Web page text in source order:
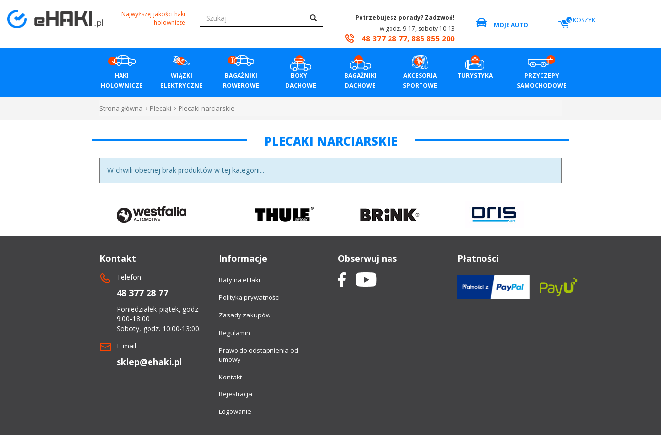
Menu
dachowe
Najwyższej jakości haki
holownicze
Potrzebujesz porady? Zadzwoń!
w godz. 9-17, soboty 10-13
48 377 28 77, 885 855 200
MOJE AUTO
0 KOSZYK
HAKI
HOLOWNICZE
WIĄZKI
ELEKTRYCZNE
BAGAŻNIKI
ROWEROWE
BOXY
DACHOWE
BAGAŻNIKI
DACHOWE
AKCESORIA
SPORTOWE
TURYSTYKA
PRZYCZEPY
SAMOCHODOWE
Strona główna Plecaki Plecaki narciarskie
PLECAKI NARCIARSKIE
W chwili obecnej brak produktów w tej kategorii...
Kontakt
Telefon
48 377 28 77
Poniedziałek-piątek, godz.
9:00-18:00.
Soboty, godz. 10:00-13:00.
E-mail
sklep@ehaki.pl
Informacje
Raty na eHaki
Polityka prywatności
Zasady zakupów
Regulamin
Prawo do odstapnienia od
umowy
Kontakt
Rejestracja
Logowanie
Obserwuj nas Płatności